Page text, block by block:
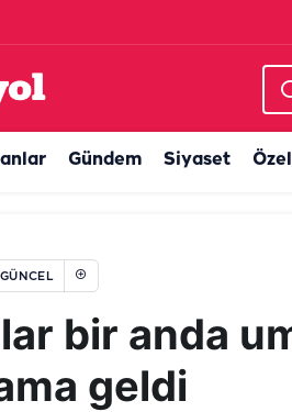
Gündem Siyaset
GÜNCEL
bir anda
geldi
çiftçiyi isyan ettirdi! "Ekinler